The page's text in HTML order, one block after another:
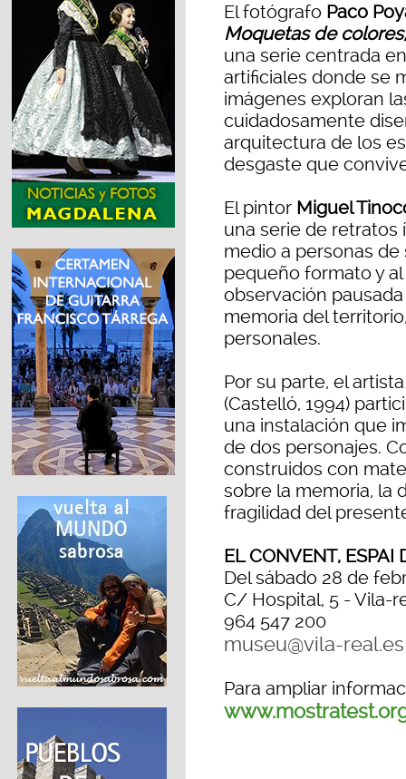
El fotógrafo Paco
Moquetas de
una serie centrada
artificiales donde se
imágenes exploran
cuidadosamente
arquitectura de los
desgaste que
El pintor Miguel
una serie de retratos
medio a personas
pequeño formato y
observación
memoria del
personales.
Por su parte, el
(Castelló, 1994)
una instalación que
de dos personajes.
construidos con
sobre la memoria, la
fragilidad del
EL CONVENT, ESPAI
Del sábado 28 de
C/ Hospital, 5 - Vila-
964 547 200
museu@vila-real.es
Para ampliar